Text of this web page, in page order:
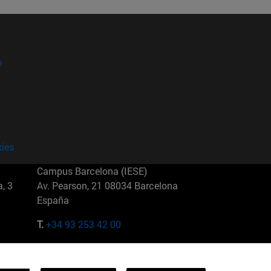
3
Campus Barcelona (IESE)
Av. Pearson, 21 08034 Barcelona
España
T.+34 93 253 42 00